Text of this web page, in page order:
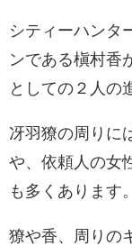
シティーハンタ
ンである槇村香
としての２人の
冴羽獠の周りに
や、依頼人の女
も多くあります。
獠や香、周りの